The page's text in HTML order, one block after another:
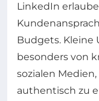
LinkedIn
Budgets.
besonders von
sozialen
authentisch zu